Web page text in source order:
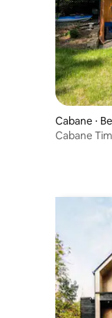
Cabane ⋅
Cabane